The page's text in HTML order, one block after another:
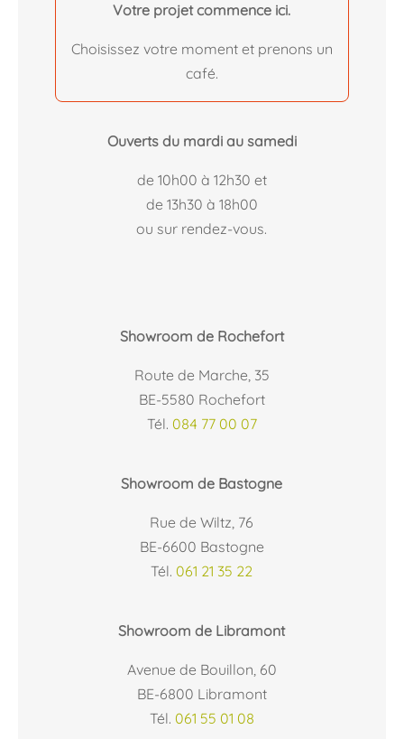
Votre projet commence ici.
Choisissez votre moment et prenons un
café.
Ouverts du mardi au samedi
de 10h00 à 12h30 et
de 13h30 à 18h00
ou sur rendez-vous.
Showroom de Rochefort
Route de Marche, 35
BE-5580 Rochefort
Tél. 084 77 00 07
Showroom de Bastogne
Rue de Wiltz, 76
BE-6600 Bastogne
Tél.061 21 35 22
Showroom de Libramont
Avenue de Bouillon, 60
BE-6800 Libramont
Tél. 061 55 01 08